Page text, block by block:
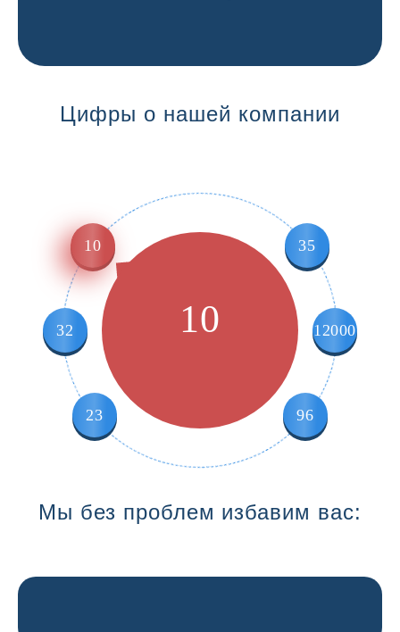
Цифры о нашей компании
10 35
12000
96
23
32 10
Мы без проблем избавим вас: